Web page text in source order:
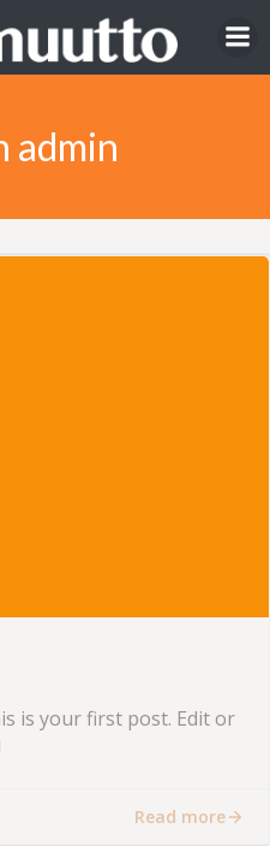
to
content
admin
is your first post. Edit or
Read more